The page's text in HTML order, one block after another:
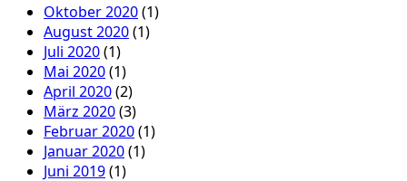
Oktober 2020(1)
August 2020(1)
Juli 2020(1)
Mai 2020(1)
April 2020(2)
März 2020(3)
Februar 2020(1)
Januar 2020(1)
Juni 2019(1)